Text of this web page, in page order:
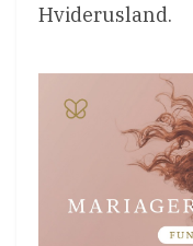
Hviderusland.